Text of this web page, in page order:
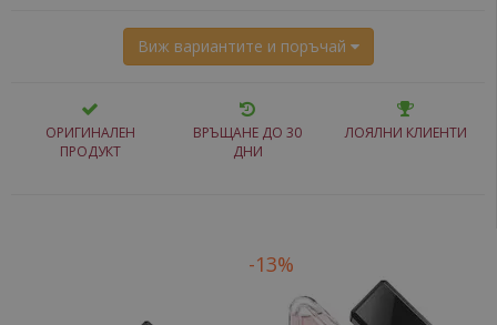
Виж вариантите и поръчай
ОРИГИНАЛЕН
ПРОДУКТ
ВРЪЩАНЕ ДО 30
ДНИ
ЛОЯЛНИ КЛИЕНТИ
-13%